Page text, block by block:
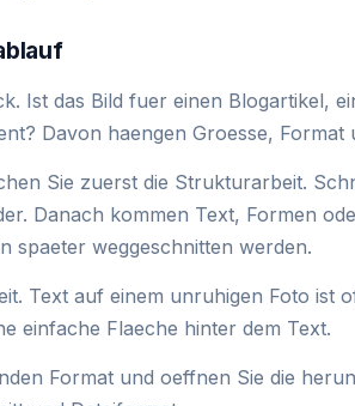
Ist das Bild fuer einen Blogartikel,
Davon haengen Groesse, Format
Sie zuerst die Strukturarbeit.
Danach kommen Text, Formen
spaeter weggeschnitten werden.
Text auf einem unruhigen Foto ist
einfache Flaeche hinter dem Text.
Format und oeffnen Sie die